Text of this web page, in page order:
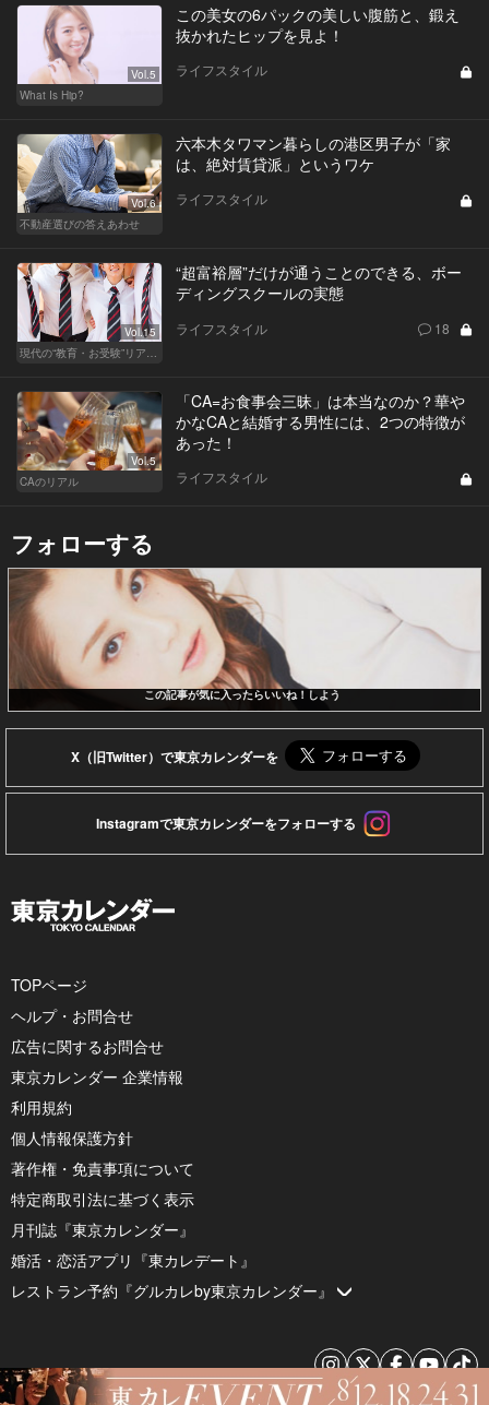
Vol.5
What Is Hip?
この美女の6パックの美しい腹筋と、鍛え
抜かれたヒップを見よ！
ライフスタイル
Vol.6
不動産選びの答えあわせ
六本木タワマン暮らしの港区男子が「家
は、絶対賃貸派」というワケ
ライフスタイル
Vol.15
“超富裕層”だけが通うことのできる、ボー
ディングスクールの実態
ライフスタイル 18
Vol.5
CAのリアル
「CA=お食事会三昧」は本当なのか？華や
かなCAと結婚する男性には、2つの特徴が
あった！
ライフスタイル
フォローする
この記事が気に入ったらいいね！しよう
X（旧Twitter）で東京カレンダーを
Instagramで東京カレンダーをフォローする
TOPページ
ヘルプ・お問合せ
広告に関するお問合せ
東京カレンダー 企業情報
利用規約
個人情報保護方針
著作権・免責事項について
特定商取引法に基づく表示
月刊誌『東京カレンダー』
婚活・恋活アプリ『東カレデート』
レストラン予約『グルカレby東京カレンダー』
© 2026 by Tokyo Calendar, Inc.